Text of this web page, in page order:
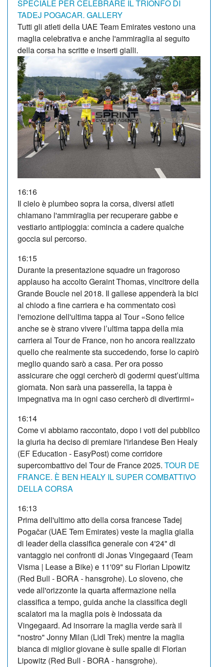
SPECIALE PER CELEBRARE IL TRIONFO DI
TADEJ POGACAR. GALLERY
Tutti gli atleti della UAE Team Emirates vestono una
maglia celebrativa e anche l'ammiraglia al seguito
della corsa ha scritte e inserti gialli.
16:16
Il cielo è plumbeo sopra la corsa, diversi atleti
chiamano l'ammiraglia per recuperare gabbe e
vestiario antipioggia: comincia a cadere qualche
goccia sul percorso.
16:15
Durante la presentazione squadre un fragoroso
applauso ha accolto Geraint Thomas, vincitrore della
Grande Boucle nel 2018. Il gallese appenderà la bici
al chiodo a fine carriera e ha commentato così
l'emozione dell'ultima tappa al Tour «Sono felice
anche se è strano vivere l’ultima tappa della mia
carriera al Tour de France, non ho ancora realizzato
quello che realmente sta succedendo, forse lo capirò
meglio quando sarò a casa. Per ora posso
assicurare che oggi cercherò di godermi quest’ultima
giornata. Non sarà una passerella, la tappa è
impegnativa ma in ogni caso cercherò di divertirmi»
16:14
Come vi abbiamo raccontato, dopo i voti del pubblico
la giuria ha deciso di premiare l'irlandese Ben Healy
(EF Education - EasyPost) come corridore
supercombattivo del Tour de France 2025. TOUR DE
FRANCE. È BEN HEALY IL SUPER COMBATTIVO
DELLA CORSA
16:13
Prima dell'ultimo atto della corsa francese Tadej
Pogačar (UAE Tem Emirates) veste la maglia gialla
di leader della classifica generale con 4'24" di
vantaggio nei confronti di Jonas Vingegaard (Team
Visma | Lease a Bike) e 11'09" su Florian Lipowitz
(Red Bull - BORA - hansgrohe). Lo sloveno, che
vede all'orizzonte la quarta affermazione nella
classifica a tempo, guida anche la classifica degli
scalatori ma la maglia pois è indossata da
Vingegaard. Ad insorrare la maglia verde sarà il
"nostro" Jonny Milan (Lidl Trek) mentre la maglia
bianca di miglior giovane è sulle spalle di Florian
Lipowitz (Red Bull - BORA - hansgrohe).